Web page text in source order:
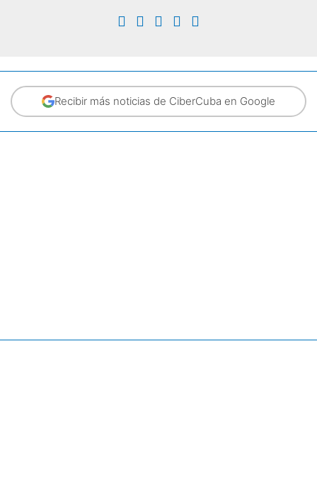
Recibir más noticias de CiberCuba en Google